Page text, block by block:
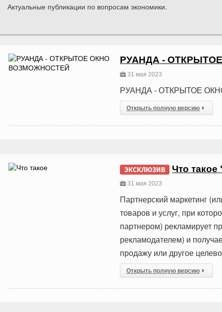
Актуальные публикации по вопросам экономики.
РУАНДА -
31 мая 2023
РУАНДА - ОТКРЫТОЕ
Открыть полную версию
ЭКСКЛЮЗИВ Что такое
31 мая 2023
Партнерский маркетинг
товаров и услуг, при
партнером) рекламирует
рекламодателем) и
продажу или другое
Открыть полную версию